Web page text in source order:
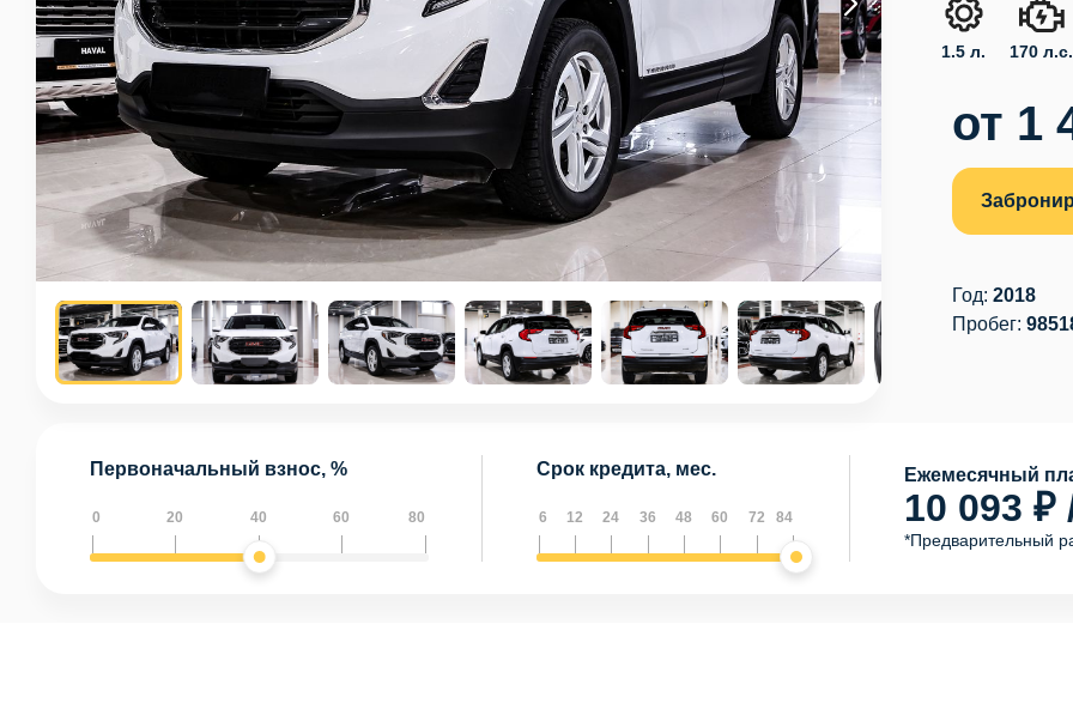
1.5 л. 170 л.с.
от 1
Год:2018
Пробег:
Первоначальный взнос, %
0 20 40 60 80
Срок кредита, мес.
6 12 24 36 48 60 72 84
Ежемесячный
10 093 ₽
*Предварительный